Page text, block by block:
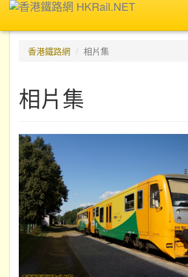
香港鐵路網
相片集
相片集